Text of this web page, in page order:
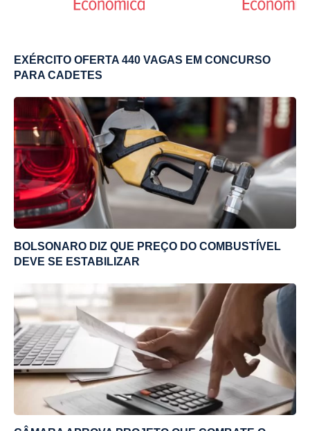
EXÉRCITO OFERTA 440 VAGAS EM CONCURSO
PARA CADETES
BOLSONARO DIZ QUE PREÇO DO COMBUSTÍVEL
DEVE SE ESTABILIZAR